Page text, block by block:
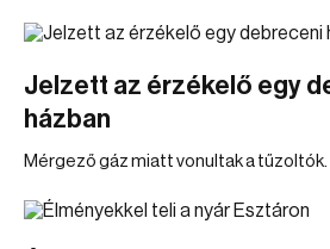
Jelzett az érzékelő egy
házban
Mérgező gáz miatt vonultak a tűzoltók.